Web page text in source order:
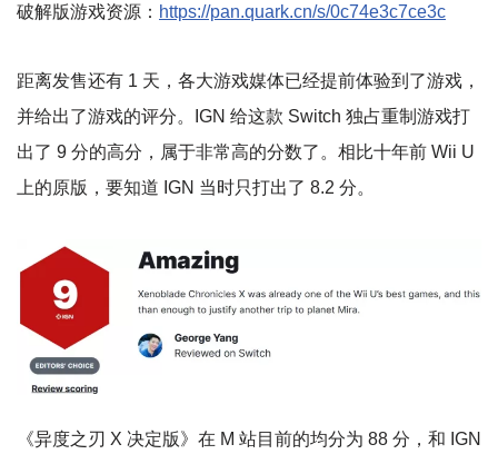
破解版游戏资源： https://pan.quark.cn/s/0c74e3c7ce3c
距离发售还有 1 天，各大游戏媒体已经提前体验到了游戏，
并给出了游戏的评分。IGN 给这款 Switch 独占重制游戏打
出了 9 分的高分，属于非常高的分数了。相比十年前 Wii U
上的原版，要知道 IGN 当时只打出了 8.2 分。
《异度之刃 X 决定版》在 M 站目前的均分为 88 分，和 IGN